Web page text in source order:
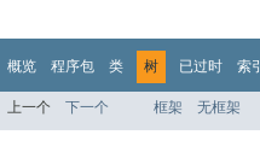
概览 程序包 类 树 已过时 索引
上一个 下一个 框架 无框架